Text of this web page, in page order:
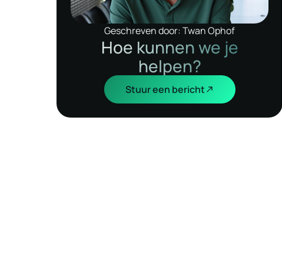
Geschreven door: Twan Ophof
Hoe kunnen we je
helpen?
Stuur een bericht